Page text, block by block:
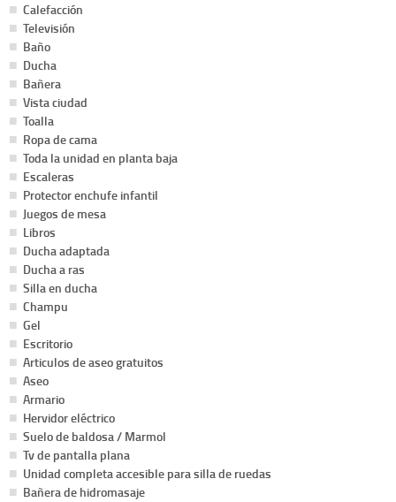
Calefacción
Televisión
Baño
Ducha
Bañera
Vista ciudad
Toalla
Ropa de cama
Toda la unidad en planta baja
Escaleras
Protector enchufe infantil
Juegos de mesa
Libros
Ducha adaptada
Ducha a ras
Silla en ducha
Champu
Gel
Escritorio
Articulos de aseo gratuitos
Aseo
Armario
Hervidor eléctrico
Suelo de baldosa / Marmol
Tv de pantalla plana
Unidad completa accesible para silla de ruedas
Bañera de hidromasaje